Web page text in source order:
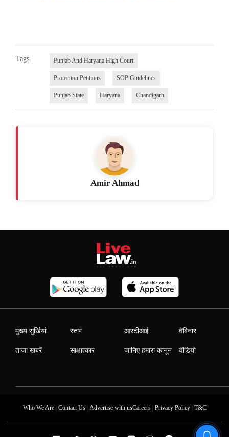
Tags Punjab And Haryana High Court
Protection Petitions SOP Guidelines
Punjab State Haryana Chandigarh
Amir Ahmad
मुख्य सुर्खियां
ताजा खबरें
स्तंभ
साक्षात्कार
आरटीआई
जानिए हमारा कानून
वेबिनार
वीडियो
Who We Are| Contact Us| Advertise with usCareers| Privacy Policy| T&C